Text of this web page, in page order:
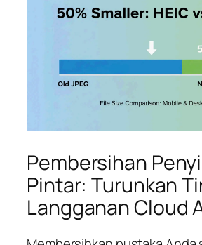
Pembersihan
Pintar: Turunkan
Langganan Cloud